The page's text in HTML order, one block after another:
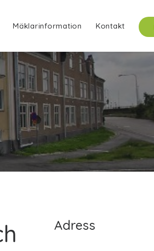
Mäklarinformation Kontakt
Adress